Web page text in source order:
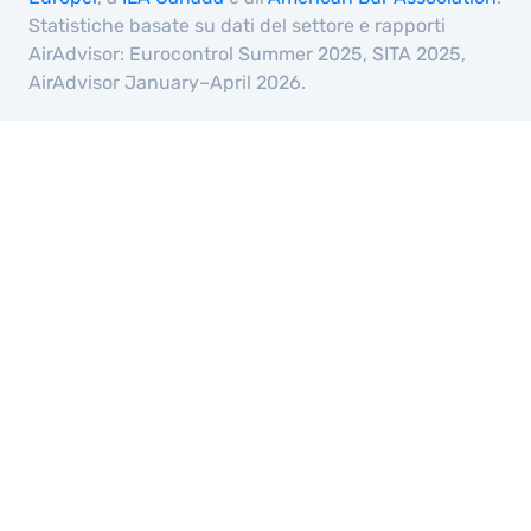
Statistiche basate su dati del settore e rapporti
AirAdvisor: Eurocontrol Summer 2025, SITA 2025,
AirAdvisor January–April 2026.